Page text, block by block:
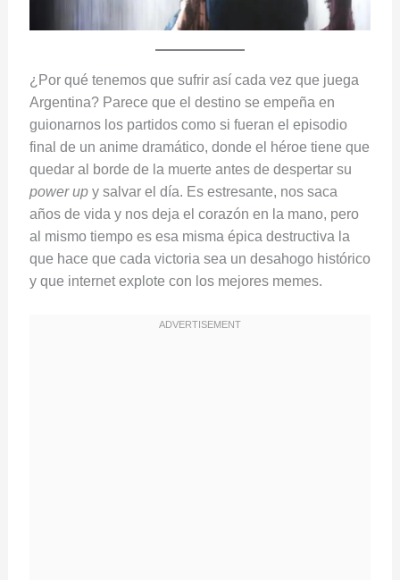
¿Por qué tenemos que sufrir así cada vez que juega
Argentina? Parece que el destino se empeña en
guionarnos los partidos como si fueran el episodio
final de un anime dramático, donde el héroe tiene que
quedar al borde de la muerte antes de despertar su
power upy salvar el día. Es estresante, nos saca
años de vida y nos deja el corazón en la mano, pero
al mismo tiempo es esa misma épica destructiva la
que hace que cada victoria sea un desahogo histórico
y que internet explote con los mejores memes.